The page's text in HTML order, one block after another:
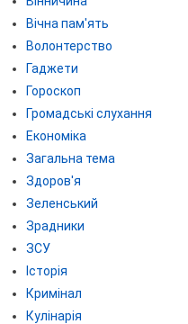
Вічна пам'ять
Волонтерство
Гаджети
Гороскоп
Громадські слухання
Економіка
Загальна тема
Здоров'я
Зеленський
Зрадники
ЗСУ
Історія
Кримінал
Кулінарія